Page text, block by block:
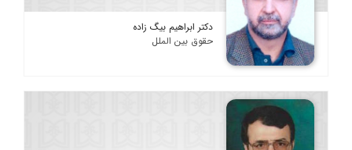
دکتر ابراهیم بیگ زاده
حقوق بین الملل